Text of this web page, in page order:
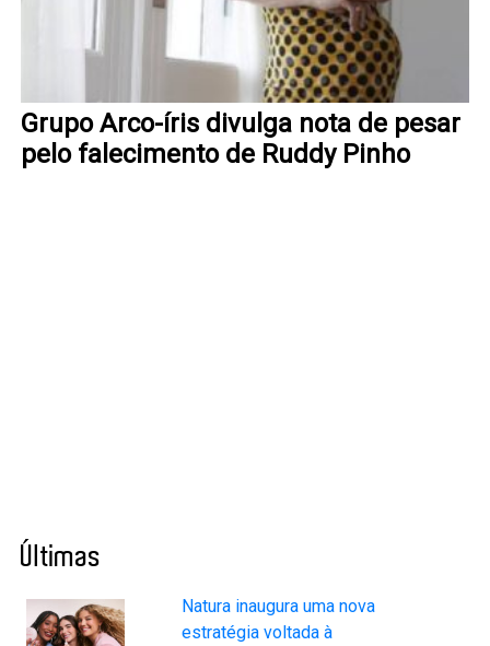
Grupo Arco-íris divulga nota de pesar
pelo falecimento de Ruddy Pinho
Últimas
Natura inaugura uma nova
estratégia voltada à